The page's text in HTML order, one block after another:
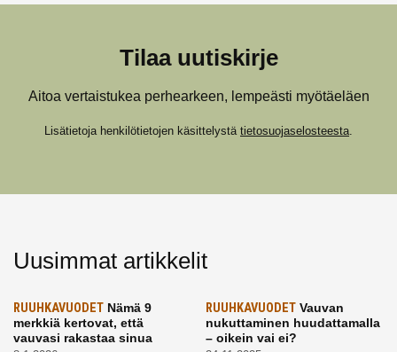
Tilaa uutiskirje
Aitoa vertaistukea perhearkeen, lempeästi myötäeläen
Lisätietoja henkilötietojen käsittelystä tietosuojaselosteesta
Uusimmat artikkelit
RUUHKAVUODET Nämä 9
merkkiä kertovat, että
vauvasi rakastaa sinua
RUUHKAVUODETVauvan
nukuttaminen huudattamalla
– oikein vai ei?